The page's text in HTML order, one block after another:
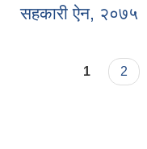
सहकारी ऐन, २०७५
Pages
1 2